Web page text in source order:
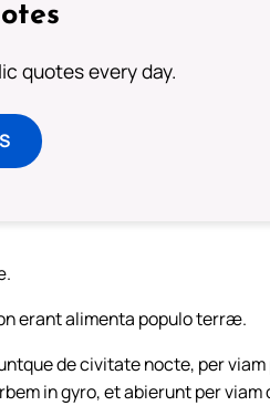
quotes every day.
erant alimenta populo terræ.
de civitate nocte, per
in gyro, et abierunt per